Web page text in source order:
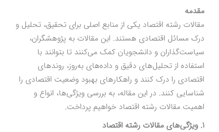
مقدمه
مقالات رشته اقتصاد یکی از منابع اصلی برای تحقیق، تحلیل و
درک مسائل اقتصادی هستند. این مقالات به پژوهشگران،
سیاست‌گذاران و دانشجویان کمک می‌کنند تا بتوانند با
استفاده از تحلیل‌های دقیق و داده‌های به‌روز، روندهای
اقتصادی را درک کنند و راهکارهای بهبود وضعیت اقتصادی را
شناسایی کنند. در این مقاله، به بررسی ویژگی‌ها، انواع و
اهمیت مقالات رشته اقتصاد خواهیم پرداخت.
1. ویژگی‌های مقالات رشته اقتصاد